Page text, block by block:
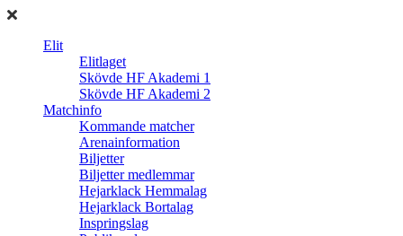
Elit
Elitlaget
Skövde HF Akademi 1
Skövde HF Akademi 2
Matchinfo
Kommande matcher
Arenainformation
Biljetter
Biljetter medlemmar
Hejarklack Hemmalag
Hejarklack Bortalag
Inspringslag